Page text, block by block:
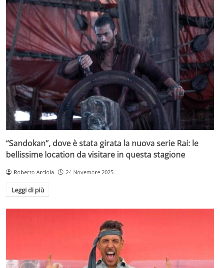
“Sandokan”, dove è stata girata la nuova serie Rai: le
bellissime location da visitare in questa stagione
Roberto Arciola 24 Novembre 2025
Leggi di più